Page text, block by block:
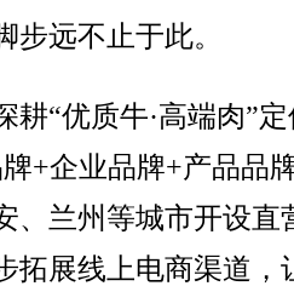
远不止于此。
“优质牛·高端肉”定
+企业品牌+产品品
、兰州等城市开设直
拓展线上电商渠道，